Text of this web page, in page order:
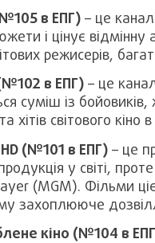
в ЕПГ)– це канал
і цінує
режисерів,
в ЕПГ)– це
суміш із
хітів світового
(№101 в ЕПГ)– це
у світі,
(MGM). Фільми
захоплююче
кіно (№104 в